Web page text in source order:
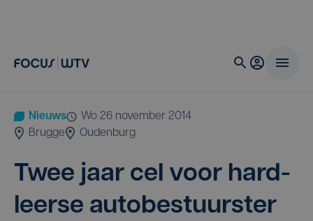
Nieuws
wo 26 november 2014
Brugge
Oudenburg
Twee jaar cel voor hard­
leer­se autobestuurster